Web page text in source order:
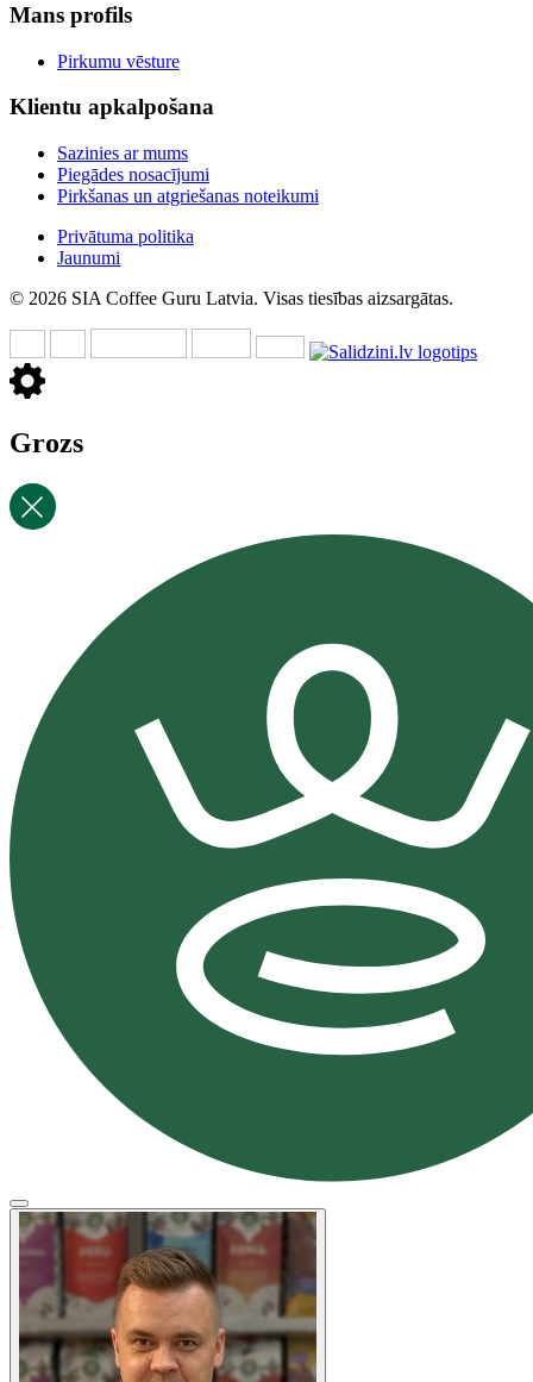
Mans profils
Pirkumu vēsture
Klientu apkalpošana
Sazinies ar mums
Piegādes nosacījumi
Pirkšanas un atgriešanas noteikumi
Privātuma politika
Jaunumi
© 2026 SIA Coffee Guru Latvia. Visas tiesības aizsargātas.
Grozs